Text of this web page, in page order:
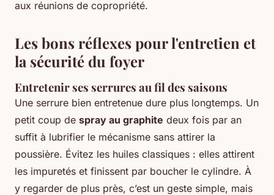
aux réunions de copropriété.
Les bons réflexes pour l'entretien et
la sécurité du foyer
Entretenir ses serrures au fil des saisons
Une serrure bien entretenue dure plus longtemps. Un
petit coup de spray au graphite deux fois par an
suffit à lubrifier le mécanisme sans attirer la
poussière. Évitez les huiles classiques : elles attirent
les impuretés et finissent par boucher le cylindre. À
y regarder de plus près, c’est un geste simple, mais